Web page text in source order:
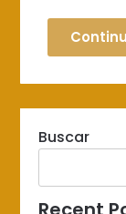
Buscar